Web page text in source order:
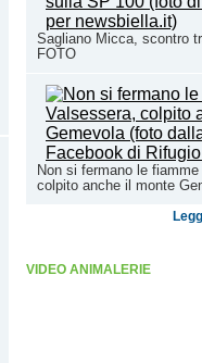
Sagliano Micca, scontro
FOTO
Non si fermano le
colpito anche il monte
VIDEO ANIMALERIE